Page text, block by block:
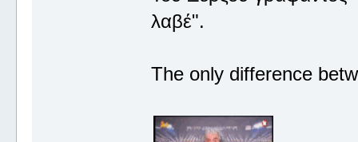
λαβέ".
The only difference